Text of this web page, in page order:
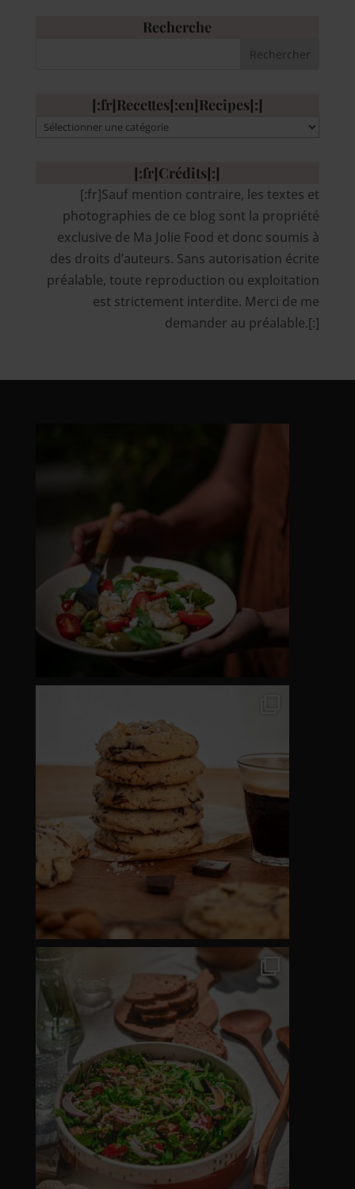
Recherche
[:fr]Recettes[:en]Recipes[:]
[:fr]Recettes[:en]Recipes[:]
[:fr]Crédits[:]
[:fr]Sauf mention contraire, les textes et
photographies de ce blog sont la propriété
exclusive de Ma Jolie Food et donc soumis à
des droits d’auteurs. Sans autorisation écrite
préalable, toute reproduction ou exploitation
est strictement interdite. Merci de me
demander au préalable.[:]